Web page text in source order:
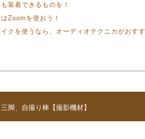
装着できるものを！
Zoomを使おう！
クを使うなら、オーディオテクニカがおすす
脚、自撮り棒【撮影機材】